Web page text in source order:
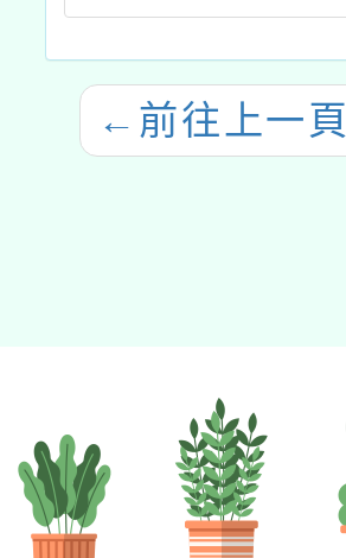
← 前往上一頁